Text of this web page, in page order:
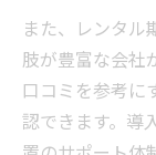
また、レンタル
肢が豊富な会社
口コミを参考に
認できます。導